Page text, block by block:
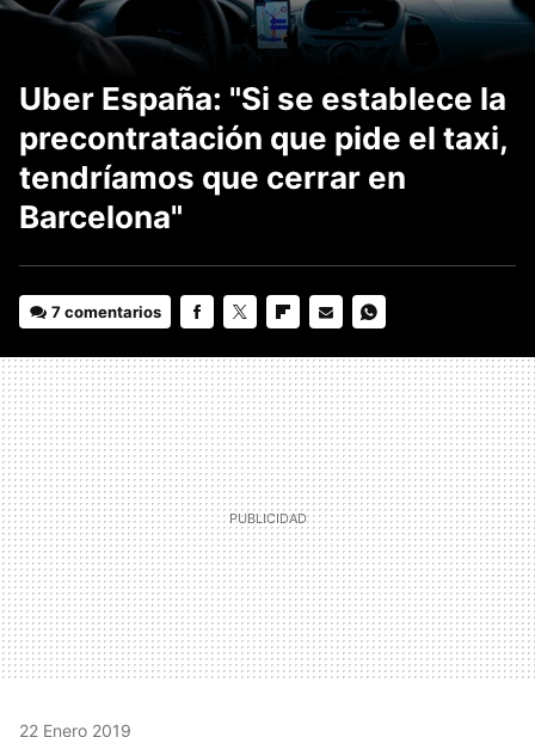
Uber España: "Si se establece la
precontratación que pide el taxi,
tendríamos que cerrar en
Barcelona"
7 comentarios
MAIL
22 Enero 2019